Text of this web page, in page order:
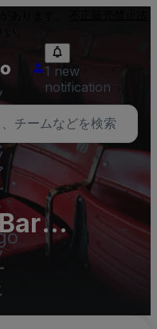
1 new
notification